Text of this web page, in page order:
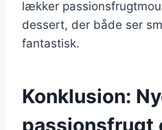
lækker
dessert, der både ser
fantastisk.
Konklusion:
passionsfrugt